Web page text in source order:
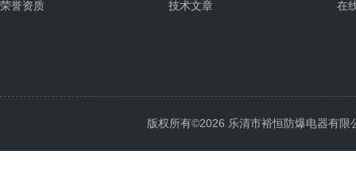
荣誉资质
技术文章
在
版权所有©2026 乐清市裕恒防爆电器有